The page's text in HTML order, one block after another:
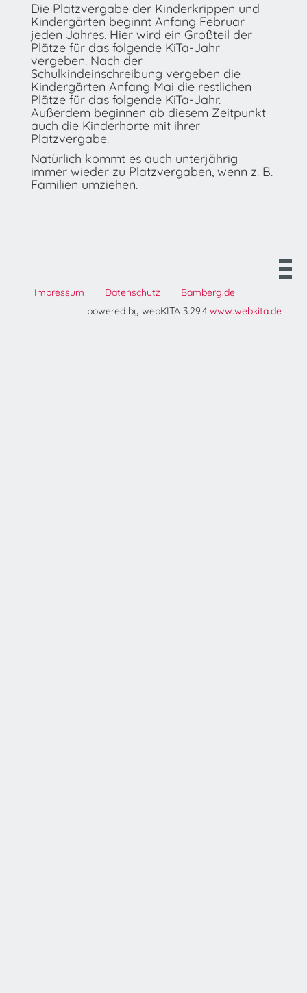
Die Platzvergabe der Kinderkrippen und
Kindergärten beginnt Anfang Februar
jeden Jahres. Hier wird ein Großteil der
Plätze für das folgende KiTa-Jahr
vergeben. Nach der
Schulkindeinschreibung vergeben die
Kindergärten Anfang Mai die restlichen
Plätze für das folgende KiTa-Jahr.
Außerdem beginnen ab diesem Zeitpunkt
auch die Kinderhorte mit ihrer
Platzvergabe.
Natürlich kommt es auch unterjährig
immer wieder zu Platzvergaben, wenn z. B.
Familien umziehen.
Impressum Datenschutz
Bamberg.de
powered by webKITA 3.29.4 www.webkita.de